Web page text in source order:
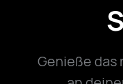
Genieße das